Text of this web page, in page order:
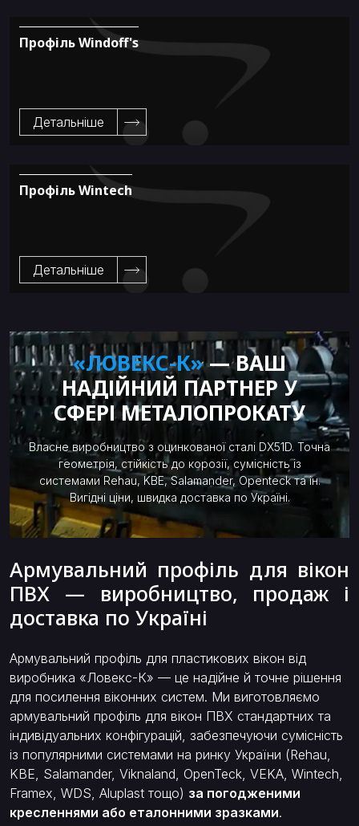
Профіль Windoff's
Детальніше
Профіль Wintech
Детальніше
«ЛОВЕКС-К»— ВАШ
НАДІЙНИЙ ПАРТНЕР У
СФЕРІ МЕТАЛОПРОКАТУ
Власне виробництво з оцинкованої сталі DX51D. Точна
геометрія, стійкість до корозії, сумісність із
системами Rehau, KBE, Salamander, Openteck та ін.
Вигідні ціни, швидка доставка по Україні.
Армувальний профіль для вікон
ПВХ — виробництво, продаж і
доставка по Україні
Армувальний профіль для пластикових вікон від
виробника «Ловекс-К» — це надійне й точне рішення
для посилення віконних систем. Ми виготовляємо
армувальний профіль для вікон ПВХ стандартних та
індивідуальних конфігурацій, забезпечуючи сумісність
із популярними системами на ринку України (Rehau,
KBE, Salamander, Viknaland, OpenTeck, VEKA, Wintech,
Framex, WDS, Aluplast тощо) за погодженими
кресленнями або еталонними зразками.